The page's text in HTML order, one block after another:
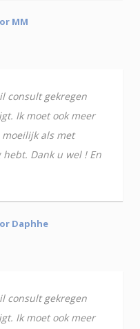
MM
consult gekregen
Ik moet ook meer
als met
Dank u wel ! En
Daphhe
consult gekregen
Ik moet ook meer